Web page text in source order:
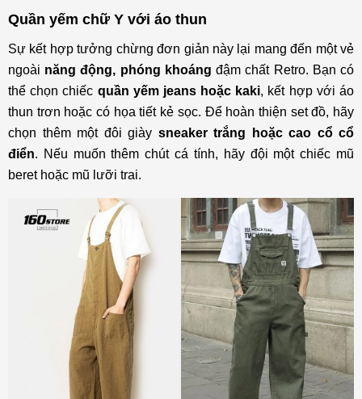
Quần yếm chữ Y với áo thun
Sự kết hợp tưởng chừng đơn giản này lại mang đến một vẻ
ngoài năng động, phóng khoáng đậm chất Retro. Bạn có
thể chọn chiếc quần yếm jeans hoặc kaki, kết hợp với áo
thun trơn hoặc có họa tiết kẻ sọc. Để hoàn thiện set đồ, hãy
chọn thêm một đôi giày sneaker trắng hoặc cao cổ cổ
điển. Nếu muốn thêm chút cá tính, hãy đội một chiếc mũ
beret hoặc mũ lưỡi trai.